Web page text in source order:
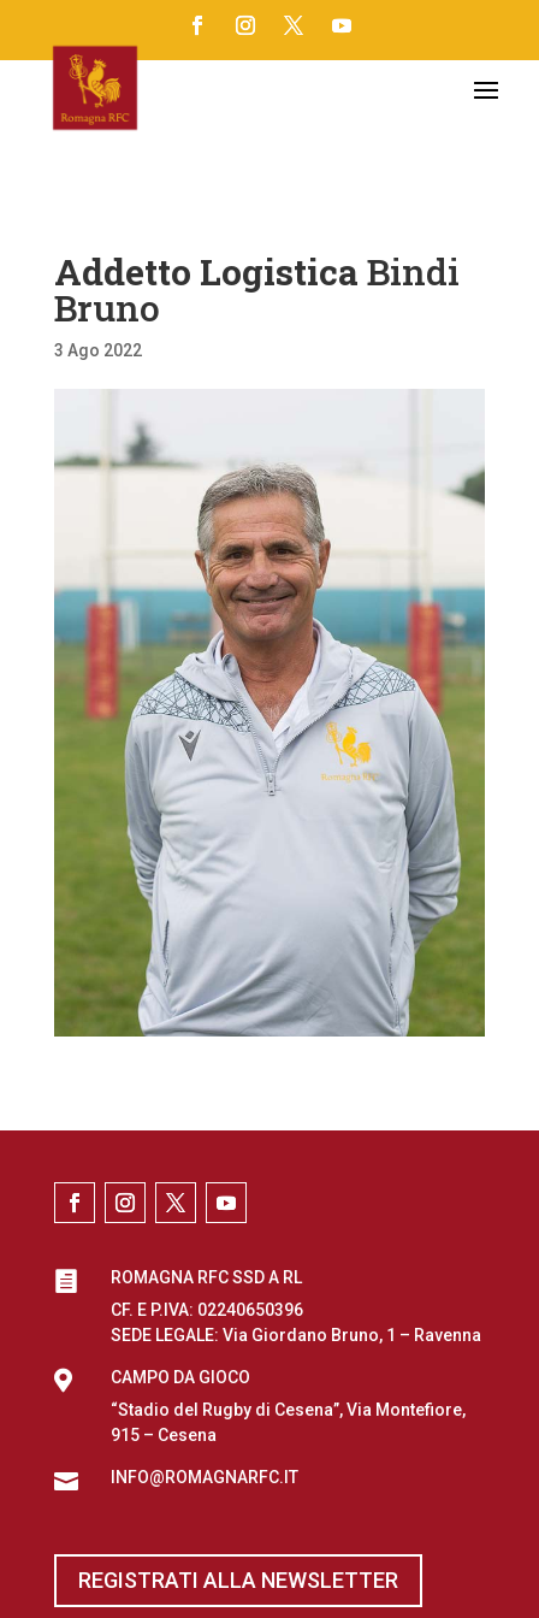
Addetto Logistica Bindi
Bruno
3 Ago 2022

ROMAGNA RFC SSD A RL
CF. E P.IVA: 02240650396
SEDE LEGALE: Via Giordano Bruno, 1 – Ravenna

CAMPO DA GIOCO
“Stadio del Rugby di Cesena”, Via Montefiore,
915 – Cesena
 INFO@ROMAGNARFC.IT
REGISTRATI ALLA NEWSLETTER